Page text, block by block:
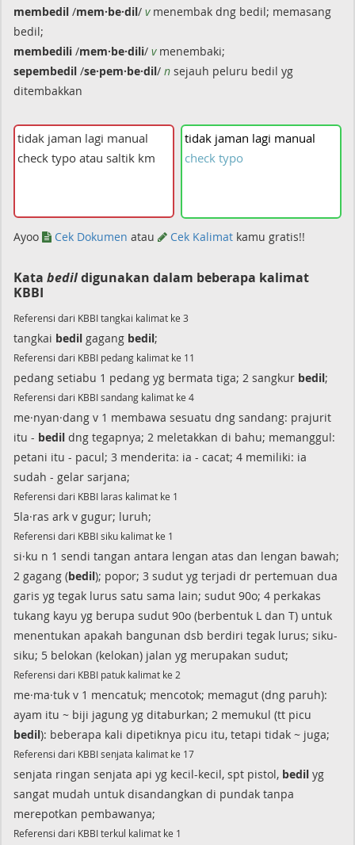
membedil /mem·be·dil/ vmenembak dng bedil; memasang
bedil;
membedili /mem·be·dili/ vmenembaki;
sepembedil /se·pem·be·dil/ n sejauh peluru bedil yg
ditembakkan
tidak jaman lagi manual
check typo
Ayoo Cek Dokumen atau Cek Kalimat kamu gratis!!
Kata bedildigunakan dalam beberapa kalimat
KBBI
Referensi dari KBBI tangkai kalimat ke 3
tangkai bedil gagang bedil;
Referensi dari KBBI pedang kalimat ke 11
pedang setiabu 1 pedang yg bermata tiga; 2 sangkur bedil;
Referensi dari KBBI sandang kalimat ke 4
me·nyan·dang v 1 membawa sesuatu dng sandang: prajurit
itu - bedil dng tegapnya; 2 meletakkan di bahu; memanggul:
petani itu - pacul; 3 menderita: ia - cacat; 4 memiliki: ia
sudah - gelar sarjana;
Referensi dari KBBI laras kalimat ke 1
5la·ras ark v gugur; luruh;
Referensi dari KBBI siku kalimat ke 1
si·ku n 1 sendi tangan antara lengan atas dan lengan bawah;
2 gagang (bedil); popor; 3 sudut yg terjadi dr pertemuan dua
garis yg tegak lurus satu sama lain; sudut 90o; 4 perkakas
tukang kayu yg berupa sudut 90o (berbentuk L dan T) untuk
menentukan apakah bangunan dsb berdiri tegak lurus; siku-
siku; 5 belokan (kelokan) jalan yg merupakan sudut;
Referensi dari KBBI patuk kalimat ke 2
me·ma·tuk v 1 mencatuk; mencotok; memagut (dng paruh):
ayam itu ~ biji jagung yg ditaburkan; 2 memukul (tt picu
bedil): beberapa kali dipetiknya picu itu, tetapi tidak ~ juga;
Referensi dari KBBI senjata kalimat ke 17
senjata ringan senjata api yg kecil-kecil, spt pistol, bedil yg
sangat mudah untuk disandangkan di pundak tanpa
merepotkan pembawanya;
Referensi dari KBBI terkul kalimat ke 1